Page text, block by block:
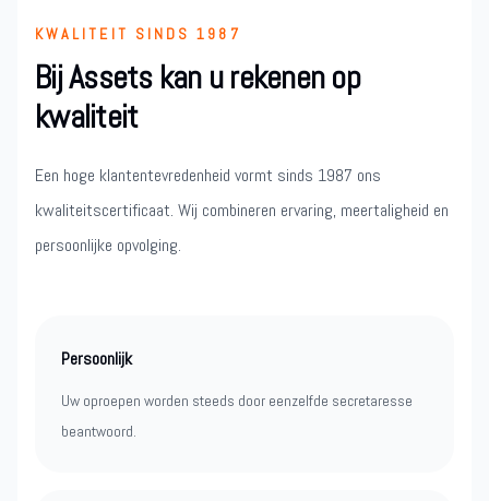
KWALITEIT SINDS 1987
Bij Assets kan u rekenen op
kwaliteit
Een hoge klantentevredenheid vormt sinds 1987 ons
kwaliteitscertificaat. Wij combineren ervaring, meertaligheid en
persoonlijke opvolging.
Persoonlijk
Uw oproepen worden steeds door eenzelfde secretaresse
beantwoord.